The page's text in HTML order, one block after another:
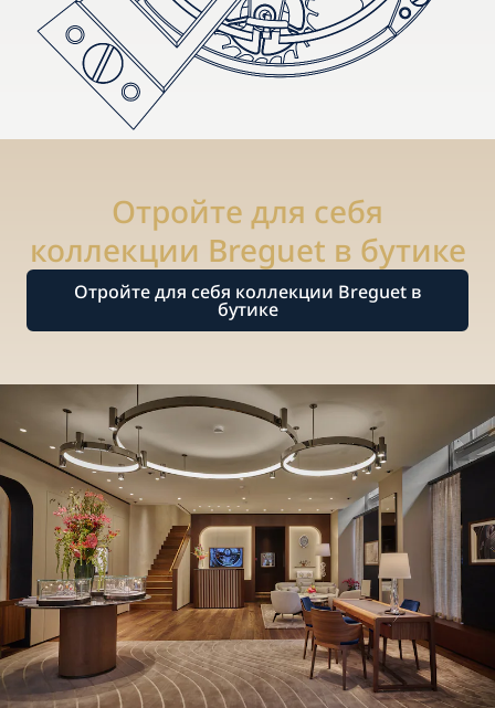
Отройте для себя
коллекции Breguet в бутике
Отройте для себя коллекции Breguet в
бутике